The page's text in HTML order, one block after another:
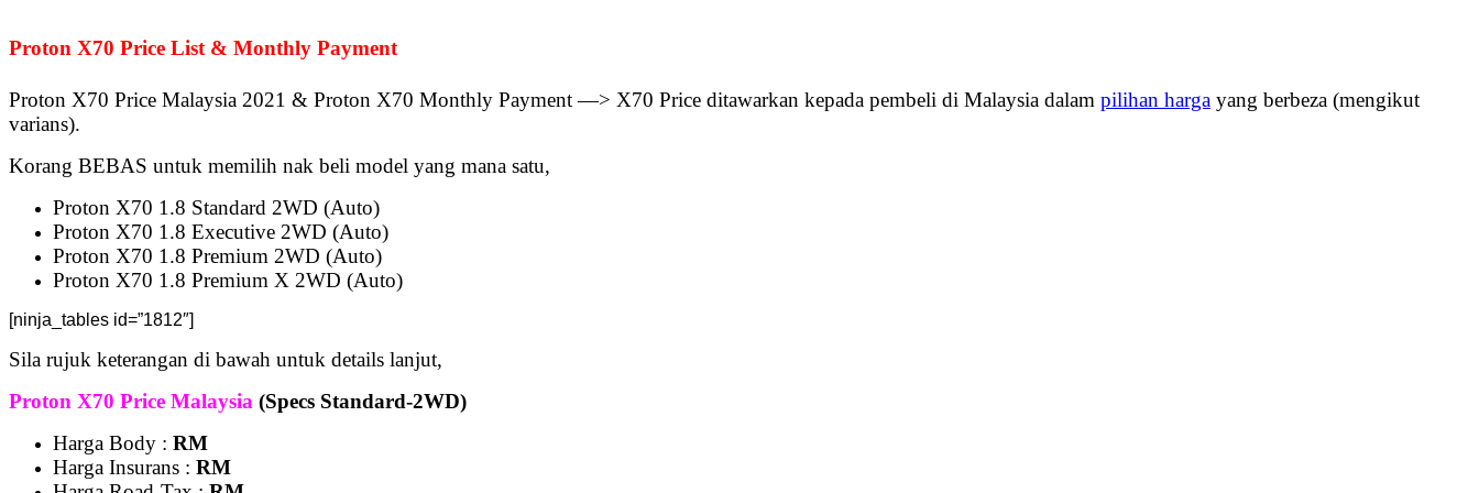
Proton X70 Price List & Monthly Payment
Proton X70 Price Malaysia 2021 & Proton X70 Monthly Payment —> X70 Price ditawarkan kepada pembeli di Malaysia dalam pilihan harga yang berbeza (mengikut
varians).
Korang BEBAS untuk memilih nak beli model yang mana satu,
Proton X70 1.8 Standard 2WD (Auto)
Proton X70 1.8 Executive 2WD (Auto)
Proton X70 1.8 Premium 2WD (Auto)
Proton X70 1.8 Premium X 2WD (Auto)
[ninja_tables id=”1812″]
Sila rujuk keterangan di bawah untuk details lanjut,
Proton X70 Price Malaysia (Specs Standard-2WD)
Harga Body : RM
Harga Insurans : RM